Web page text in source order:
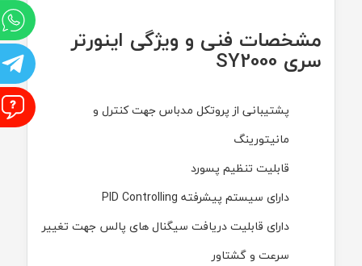
مشخصات فنی و ویژگی اینورتر
سری SY2000
پشتیبانی از پروتکل مدباس جهت کنترل و
مانیتورینگ
قابلیت تنظیم پسورد
دارای سیستم پیشرفته PID Controlling
دارای قابلیت دریافت سیگنال های پالس جهت تغییر
سرعت و گشتاور